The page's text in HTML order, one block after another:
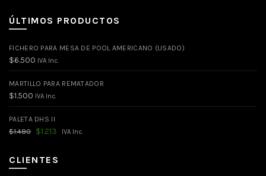
ÚLTIMOS PRODUCTOS
FICHERO PARA MESA DE POOL AMERICANO (USADO)
$6.500 IVA Inc.
MARTILLO PARA REMATADOR
$1.500 IVA Inc.
PALETA DHS II
$1.480
El
era:
$1.480.
$1.213 El
IVA Inc.
CLIENTES